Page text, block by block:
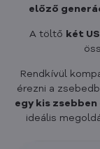
előző
A töltő két
Rendkívül
érezni a
egy kis
ideális